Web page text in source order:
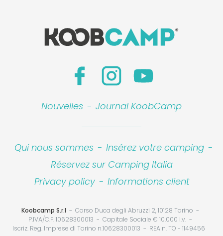
Nouvelles - Journal KoobCamp
Qui nous sommes - Insérez votre camping -
Réservez sur Camping Italia
Privacy policy - Informations client
Koobcamp S.r.l
Corso Duca degli Abruzzi 2, 10128 Torino
P.IVA/C.F. 10628300013
Capitale Sociale € 10.000 i.v.
Iscriz. Reg. Imprese di Torino n.10628300013
REA n. TO - 1149456